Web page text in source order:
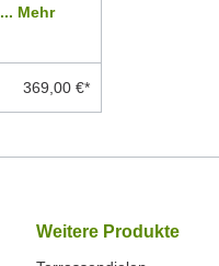
... Mehr
369,00 €*
Weitere Produkte